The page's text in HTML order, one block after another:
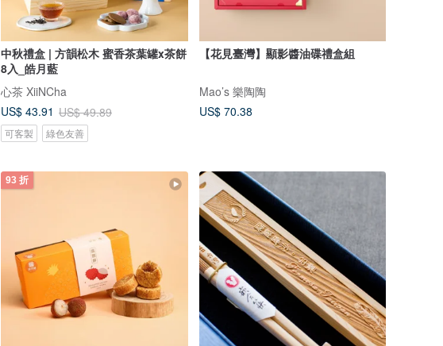
中秋禮盒 | 方韻松木 蜜香茶葉罐x茶餅
8入_皓月藍
心茶 XiiNCha
US$ 43.91 US$ 49.89
可客製 綠色友善
【花見臺灣】顯影醬油碟禮盒組
Mao’s 樂陶陶
US$ 70.38
93 折